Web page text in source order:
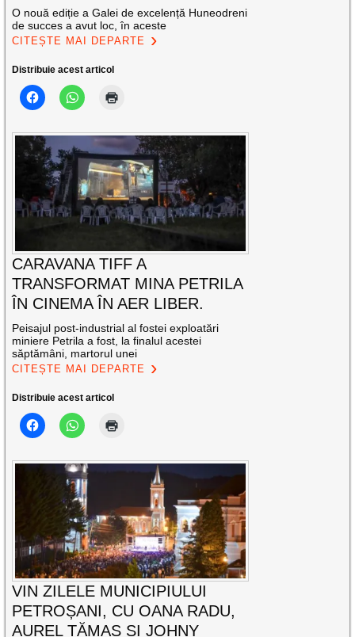
O nouă ediție a Galei de excelență Huneodreni
de succes a avut loc, în aceste
CITEȘTE MAI DEPARTE
Distribuie acest articol
CARAVANA TIFF A
TRANSFORMAT MINA PETRILA
ÎN CINEMA ÎN AER LIBER.
Peisajul post-industrial al fostei exploatări
miniere Petrila a fost, la finalul acestei
săptămâni, martorul unei
CITEȘTE MAI DEPARTE
Distribuie acest articol
VIN ZILELE MUNICIPIULUI
PETROȘANI, CU OANA RADU,
AUREL TĂMAȘ ȘI JOHNY